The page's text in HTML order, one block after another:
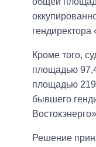
Кроме того,
площадью
площадью
бывшего
Решение